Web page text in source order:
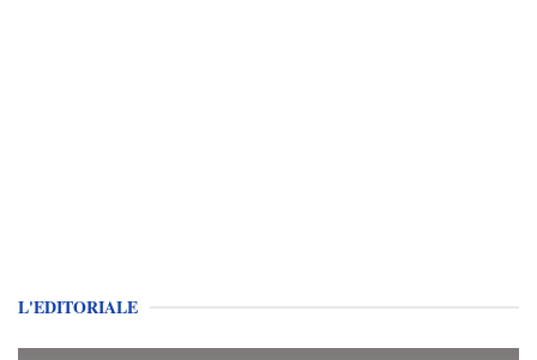
L'EDITORIALE